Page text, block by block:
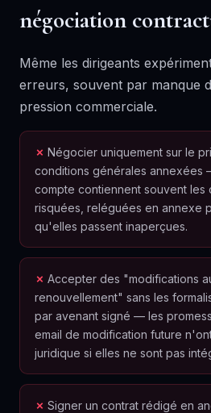
négociation
Même les dirigeants
erreurs, souvent par manque
pression commerciale.
Négocier uniquement sur le
conditions générales annexées
compte contiennent souvent les
risquées, reléguées en annexe
qu'elles passent inaperçues.
Accepter des "modifications
renouvellement" sans les
par avenant signé — les
email de modification future
juridique si elles ne sont pas
Signer un contrat rédigé en